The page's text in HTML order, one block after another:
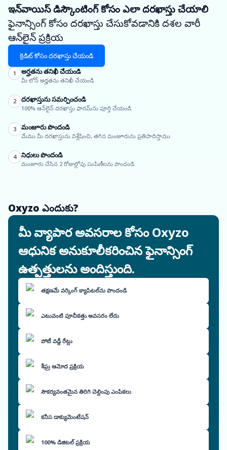
ఇన్‌వాయిస్ డిస్కౌంటింగ్ కోసం ఎలా దరఖాస్తు చేయాలి
ఫైనాన్సింగ్ కోసం దరఖాస్తు చేసుకోవడానికి దశల వారీ
ఆన్‌లైన్ ప్రక్రియ
క్రెడిట్ కోసం దరఖాస్తు చేయండి
1 అర్హతను తనిఖీ చేయండి
మీ లోన్ అర్హతను తనిఖీ చేయండి
2 దరఖాస్తును సమర్పించండి
100% ఆన్‌లైన్ దరఖాస్తు ఫారమ్‌ను పూర్తి చేయండి
3 మంజూరు పొందండి
మేము మీ దరఖాస్తును విశ్లేషించి, తగిన మంజూరును ప్రతిపాదిస్తాము
4 నిధులు పొందండి
మంజూరు చేసిన 2 రోజుల్లోపు పంపిణీలను పొందండి
Oxyzo ఎందుకు?
మీ వ్యాపార అవసరాల కోసం Oxyzo
ఆధునిక అనుకూలీకరించిన ఫైనాన్సింగ్
ఉత్పత్తులను అందిస్తుంది.
తక్షణమే వర్కింగ్ క్యాపిటల్‌ను పొందండి
ఎటువంటి పూచీకత్తు అవసరం లేదు
పోటీ వడ్డీ రేట్లు
శీఘ్ర ఆమోద ప్రక్రియ
సౌకర్యవంతమైన తిరిగి చెల్లింపు ఎంపికలు
కనీస డాక్యుమెంటేషన్
100% డిజిటల్ ప్రక్రియ